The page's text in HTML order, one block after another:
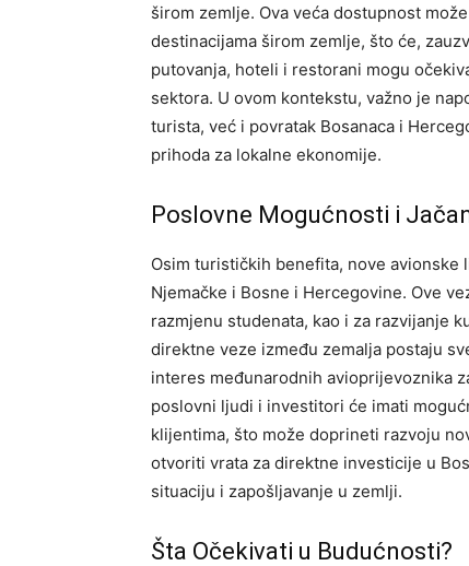
širom zemlje. Ova veća dostupnost
destinacijama širom zemlje, što će,
putovanja, hoteli i restorani mogu
sektora. U ovom kontekstu, važno je
turista, već i povratak Bosanaca i
prihoda za lokalne ekonomije.
Poslovne Mogućnosti i
Osim turističkih benefita, nove
Njemačke i Bosne i Hercegovine. Ove
razmjenu studenata, kao i za razvijanje
direktne veze između zemalja postaju
interes međunarodnih avioprijevoznika
poslovni ljudi i investitori će imati
klijentima, što može doprineti razvoju
otvoriti vrata za direktne investicije u
situaciju i zapošljavanje u zemlji.
Šta Očekivati u Budućnosti?